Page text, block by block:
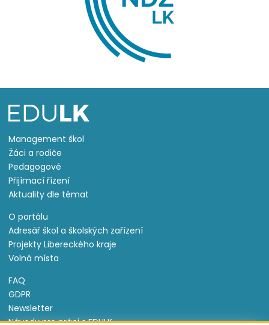
Management škol
Žáci a rodiče
Pedagogové
Přijímací řízení
Aktuality dle témat
O portálu
Adresář škol a školských zařízení
Projekty Libereckého kraje
Volná místa
FAQ
GDPR
Newsletter
Návody pro práci s EDULK